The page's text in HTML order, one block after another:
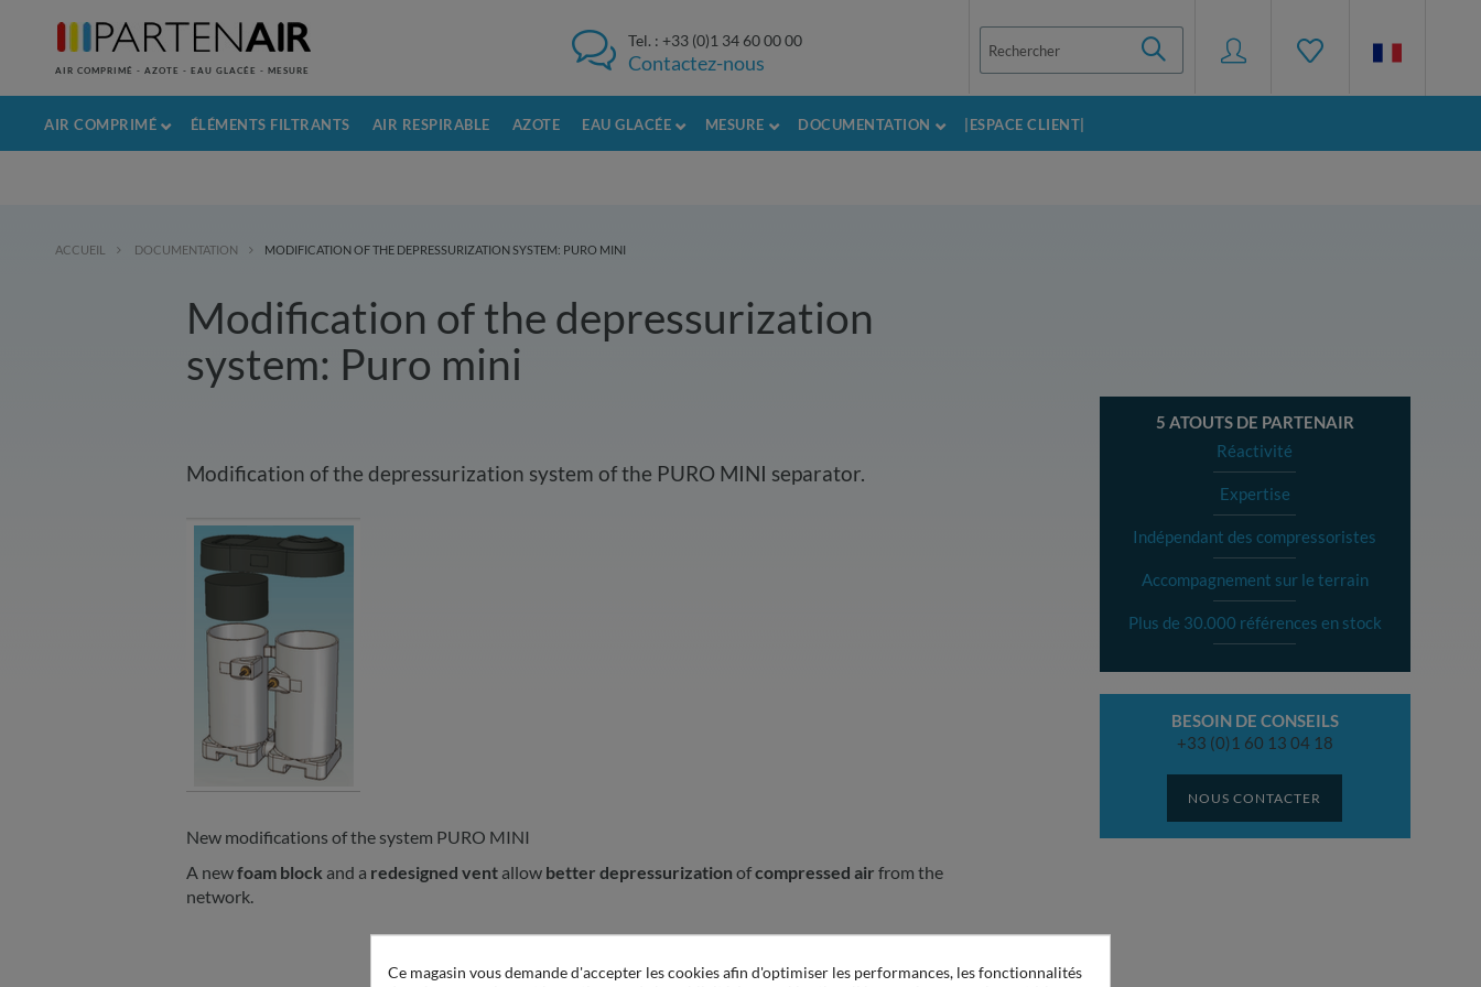
AIR COMPRIMÉ - AZOTE - EAU GLACÉE - MESURE
Tel. : +33 (0)1 34 60 00 00
Contactez-nous
AIR COMPRIMÉ ÉLÉMENTS FILTRANTS AIR RESPIRABLE AZOTE EAU GLACÉE MESURE DOCUMENTATION |ESPACE CLIENT|
ACCUEIL DOCUMENTATION MODIFICATION OF THE DEPRESSURIZATION SYSTEM: PURO MINI
Modification of the depressurization
system: Puro mini
Modification of the depressurization system of the PURO MINI separator.
New modifications of the system PURO MINI
A newfoam block and a redesigned ventallowbetter depressurization ofcompressed air from the
network.
5 ATOUTS DE PARTENAIR
Réactivité
Expertise
Indépendant des compressoristes
Accompagnement sur le terrain
Plus de 30.000 références en stock
BESOIN DE CONSEILS
+33 (0)1 60 13 04 18
NOUS CONTACTER
Ce magasin vous demande d'accepter les cookies afin d'optimiser les performances, les fonctionnalités